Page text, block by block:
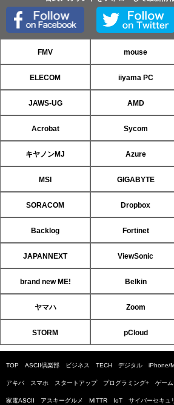
FMV mouse
ELECOM iiyama PC
JAWS-UG AMD
Acrobat Sycom
キヤノンMJ Azure
MSI GIGABYTE
SORACOM Dropbox
Backlog Fortinet
JAPANNEXT ViewSonic
brand new ME! Belkin
ヤマハ Zoom
STORM pCloud
TOP ASCII倶楽部 ビジネス TECH デジタル iPhone/
アキバ スマホ スタートアップ プログラミング+ ゲーム
家電ASCII アスキーグルメ MITTR IoT サイバーセキュ